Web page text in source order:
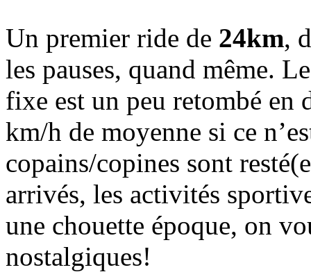
Un premier ride de 24km,
les pauses, quand même.
fixe est un peu retombé en
km/h de moyenne si ce
copains/copines sont
arrivés, les activités
une chouette époque, on
nostalgiques!